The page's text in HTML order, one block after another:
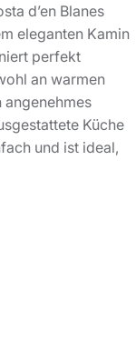
d’en Blanes
eleganten Kamin
perfekt
an warmen
angenehmes
Küche
und ist ideal,